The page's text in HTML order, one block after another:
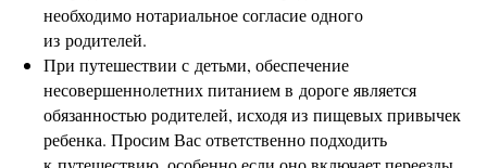
необходимо нотариальное согласие одного
из родителей.
При путешествии с детьми, обеспечение
несовершеннолетних питанием в дороге является
обязанностью родителей, исходя из пищевых привычек
ребенка. Просим Вас ответственно подходить